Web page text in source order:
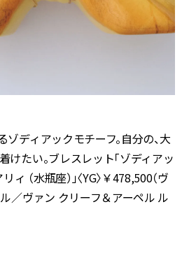
ディアックモチーフ。自分の、大
たい。ブレスレット「ゾディアッ
（水瓶座）」〈YG〉￥478,500（ヴ
／ヴァン クリーフ＆アーペル ル